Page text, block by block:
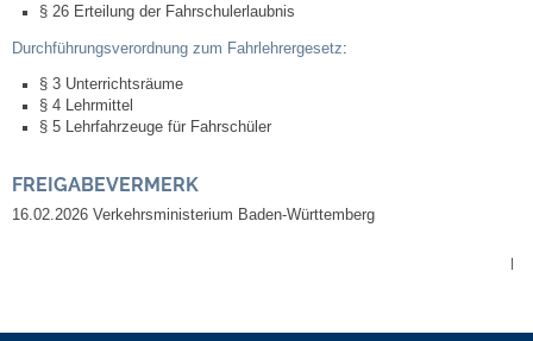
Hasenropferfest
Veranstaltungen
Jugend in Löchgau
§ 26 Erteilung der Fahrschulerlaubnis
Durchführungsverordnung zum Fahrlehrergesetz:
§ 3 Unterrichtsräume
§ 4 Lehrmittel
§ 5 Lehrfahrzeuge für Fahrschüler
FREIGABEVERMERK
16.02.2026 Verkehrsministerium Baden-Württemberg